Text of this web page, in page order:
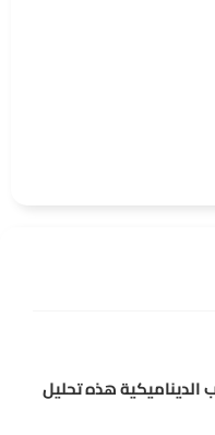
الديناميكية هذه تحليل